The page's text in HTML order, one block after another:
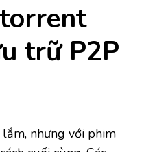
trữ P2P
nhưng với phim